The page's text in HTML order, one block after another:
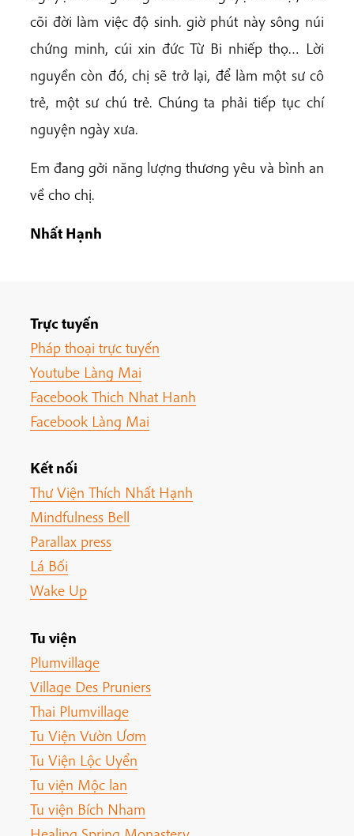
cõi đời làm việc độ sinh. giờ phút này sông núi
chứng minh, cúi xin đức Từ Bi nhiếp thọ… Lời
nguyền còn đó, chị sẽ trở lại, để làm một sư cô
trẻ, một sư chú trẻ. Chúng ta phải tiếp tục chí
nguyện ngày xưa.
Em đang gởi năng lượng thương yêu và bình an
về cho chị.
Nhất Hạnh
Trực tuyến
Pháp thoại trực tuyến
Youtube Làng Mai
Facebook Thich Nhat Hanh
Facebook Làng Mai
Kết nối
Thư Viện Thích Nhất Hạnh
Mindfulness Bell
Parallax press
Lá Bối
Wake Up
Tu viện
Plumvillage
Village Des Pruniers
Thai Plumvillage
Tu Viện Vườn Ươm
Tu Viện Lộc Uyển
Tu viện Mộc lan
Tu viện Bích Nham